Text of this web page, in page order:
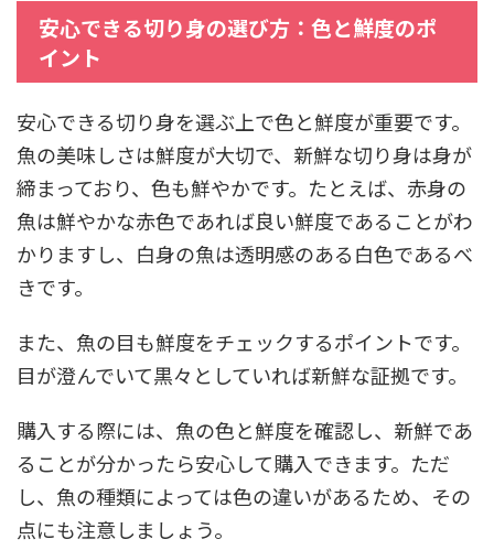
安心できる切り身の選び方：色と鮮度のポ
イント
安心できる切り身を選ぶ上で色と鮮度が重要です。
魚の美味しさは鮮度が大切で、新鮮な切り身は身が
締まっており、色も鮮やかです。たとえば、赤身の
魚は鮮やかな赤色であれば良い鮮度であることがわ
かりますし、白身の魚は透明感のある白色であるべ
きです。
また、魚の目も鮮度をチェックするポイントです。
目が澄んでいて黒々としていれば新鮮な証拠です。
購入する際には、魚の色と鮮度を確認し、新鮮であ
ることが分かったら安心して購入できます。ただ
し、魚の種類によっては色の違いがあるため、その
点にも注意しましょう。